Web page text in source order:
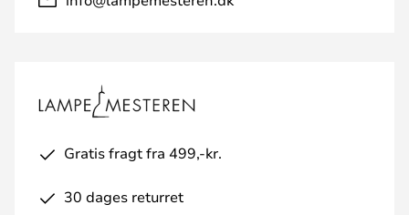
Gratis fragt fra 499,-kr.
30 dages returret